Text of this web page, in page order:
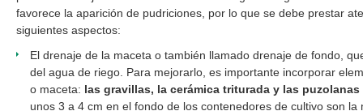
favorece la aparición de pudriciones, por lo que se debe prestar
siguientes aspectos:
El drenaje de la maceta o también llamado drenaje de fondo,
del agua de riego. Para mejorarlo, es importante incorporar
o maceta: las gravillas, la cerámica triturada y las
unos 3 a 4 cm en el fondo de los contenedores de cultivo son la